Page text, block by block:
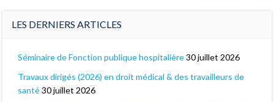
LES DERNIERS ARTICLES
Séminaire de Fonction publique hospitalière30 juillet 2026
Travaux dirigés (2026) en droit médical & des travailleurs de
santé30 juillet 2026